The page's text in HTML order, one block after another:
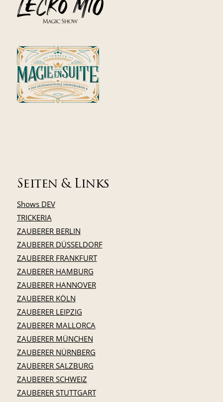
Seiten & Links
Shows DEV
TRICKERIA
ZAUBERER BERLIN
ZAUBERER DÜSSELDORF
ZAUBERER FRANKFURT
ZAUBERER HAMBURG
ZAUBERER HANNOVER
ZAUBERER KÖLN
ZAUBERER LEIPZIG
ZAUBERER MALLORCA
ZAUBERER MÜNCHEN
ZAUBERER NÜRNBERG
ZAUBERER SALZBURG
ZAUBERER SCHWEIZ
ZAUBERER STUTTGART